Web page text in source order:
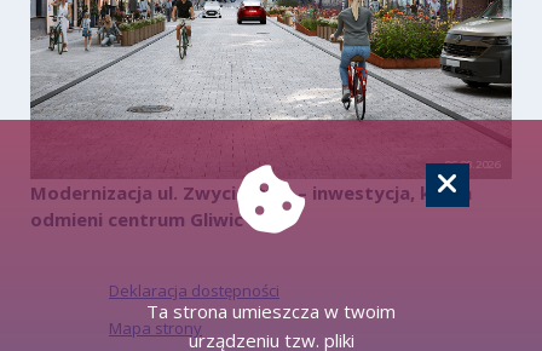
06.08.2026
Modernizacja ul. Zwycięstwa – inwestycja, która
odmieni centrum Gliwic
Deklaracja dostępności
Mapa strony
Ta strona umieszcza w twoim
urządzeniu tzw. pliki